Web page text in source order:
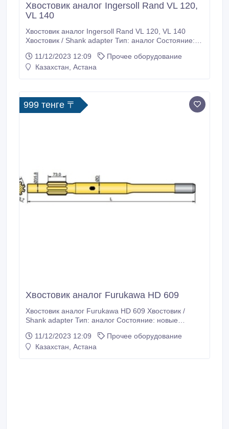
Хвостовик аналог Ingersoll Rand VL 120,
VL 140
Хвостовик аналог Ingersoll Rand VL 120, VL 140
Хвостовик / Shank adapter Тип: аналог Состояние:
Диаметр 90516084 / R32 / 381мм / 44мм 90516095 /
R38 / 381мм / 44мм 90516115 / T38 / 381мм / 44мм
специалисты осуществляют квалифицированную
помощь в подборе подходящего бурового
инструмента Условия заказа и сроки доставки
11/12/2023 12:09
Прочее оборудование
Казахстан, Астана
999 тенге 〒
Хвостовик аналог Furukawa HD 609
Хвостовик аналог Furukawa HD 609 Хвостовик /
Shank adapter Тип: аналог Состояние: новые
90516197/90510276; Резьба: T38/T45; Длина (L):
690/620 мм; Диаметр (D): 45 мм.
11/12/2023 12:09
Прочее оборудование
Казахстан, Астана